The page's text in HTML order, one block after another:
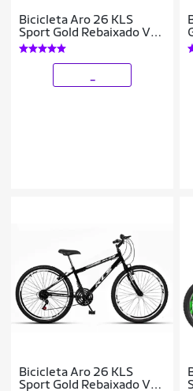
Bicicleta Aro 26 KLS
Sport Gold Rebaixado V-
Brake Mtb 21V
Bicicleta Aro 26 KLS
Sport Gold Rebaixado V-